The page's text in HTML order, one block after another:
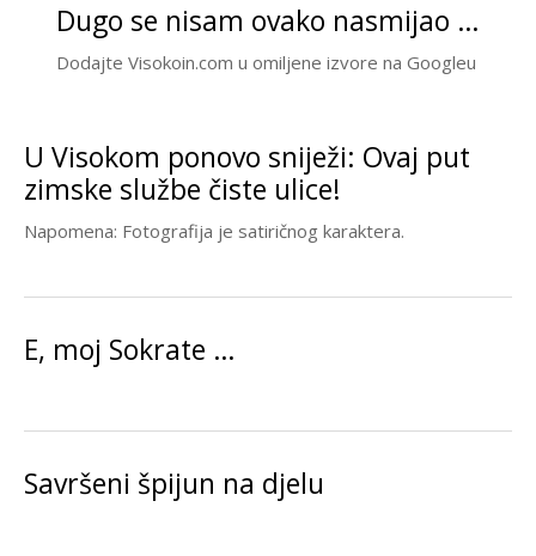
Dugo se nisam ovako nasmijao …
Dodajte Visokoin.com u omiljene izvore na Googleu
U Visokom ponovo sniježi: Ovaj put
zimske službe čiste ulice!
Napomena: Fotografija je satiričnog karaktera.
E, moj Sokrate …
Savršeni špijun na djelu